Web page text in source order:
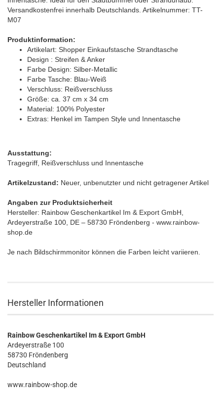
Versandkostenfrei innerhalb Deutschlands. Artikelnummer: TT-
M07
Produktinformation:
Artikelart: Shopper Einkaufstasche Strandtasche
Design : Streifen & Anker
Farbe Design: Silber-Metallic
Farbe Tasche: Blau-Weiß
Verschluss: Reißverschluss
Größe: ca. 37 cm x 34 cm
Material: 100% Polyester
Extras: Henkel im Tampen Style und Innentasche
Ausstattung:
Tragegriff, Reißverschluss und Innentasche
Artikelzustand: Neuer, unbenutzter und nicht getragener Artikel
Angaben zur Produktsicherheit
Hersteller: Rainbow Geschenkartikel Im & Export GmbH,
Ardeyerstraße 100, DE – 58730 Fröndenberg - www.rainbow-
shop.de
Je nach Bildschirmmonitor können die Farben leicht variieren.
Hersteller Informationen
Rainbow Geschenkartikel Im & Export GmbH
Ardeyerstraße 100
58730 Fröndenberg
Deutschland
www.rainbow-shop.de